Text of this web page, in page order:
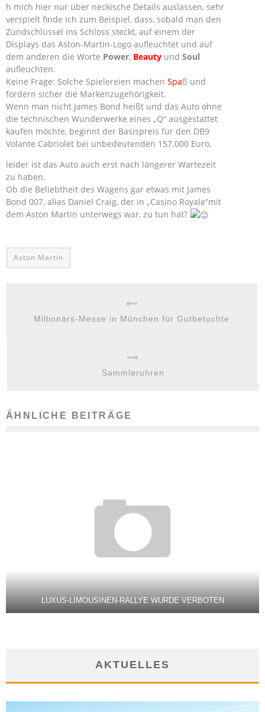
h mich hier nur über neckische Details auslassen, sehr
verspielt finde ich zum Beispiel, dass, sobald man den
Zündschlüssel ins Schloss steckt, auf einem der
Displays das Aston-Martin-Logo aufleuchtet und auf
dem anderen die Worte Power, Beauty und Soul
aufleuchten.
Keine Frage: Solche Spielereien machen Spaß und
fördern sicher die Markenzugehörigkeit.
Wenn man nicht James Bond heißt und das Auto ohne
die technischen Wunderwerke eines „Q“ ausgestattet
kaufen möchte, beginnt der Basispreis für den DB9
Volante Cabriolet bei unbedeutenden 157.000 Euro,
leider ist das Auto auch erst nach längerer Wartezeit
zu haben.
Ob die Beliebtheit des Wagens gar etwas mit James
Bond 007, alias Daniel Craig, der in „Casino Royale“mit
dem Aston Martin unterwegs war, zu tun hat?
Aston Martin
Millionärs-Messe in München für Gutbetuchte
Sammleruhren
ÄHNLICHE BEITRÄGE
LUXUS-LIMOUSINEN-RALLYE WURDE VERBOTEN
AKTUELLES